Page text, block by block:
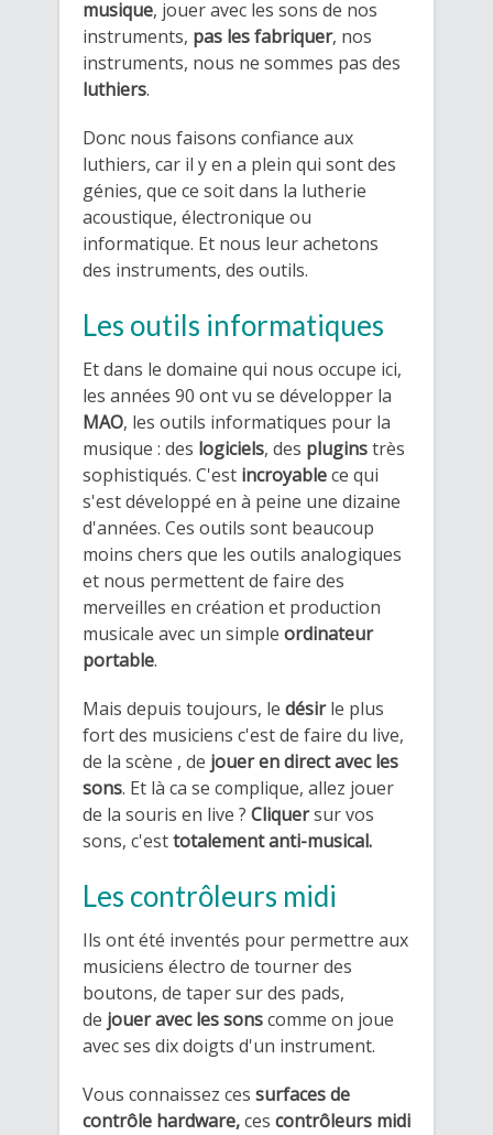
musique, jouer avec les sons de nos
instruments, pas les fabriquer, nos
instruments, nous ne sommes pas des
luthiers.
Donc nous faisons confiance aux
luthiers, car il y en a plein qui sont des
génies, que ce soit dans la lutherie
acoustique, électronique ou
informatique. Et nous leur achetons
des instruments, des outils.
​Les outils informatiques
Et dans le domaine qui nous occupe ici,
les années 90 ont vu se développer la
MAO, les outils informatiques pour la
musique : des logiciels, des pluginstrès
sophistiqués. C'est incroyablece qui
s'est développé en à peine une dizaine
d'années. Ces outils sont beaucoup
moins chers que les outils analogiques
et nous permettent de faire des
merveilles en création et production
musicale avec un simple ordinateur
portable.
Mais depuis toujours, le désirle plus
fort des musiciens c'est de faire du live,
de la scène , de jouer en direct avec les
sons. Et là ca se complique, allez jouer
de la souris en live ? Cliquersur vos
sons, c'esttotalement anti-musical.
Les contrôleurs midi
​Ils ont été inventés pour permettre aux
musiciens électro de tourner des
boutons, de taper sur des pads,
de jouer avec les sonscomme on joue
avec ses dix doigts d'un instrument.
Vous connaissez ces surfaces de
contrôle hardware,ces contrôleurs midi